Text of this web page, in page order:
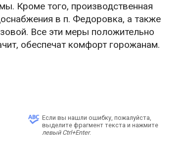
Кроме того, производственная
в п. Федоровка, а также
Все эти меры положительно
обеспечат комфорт горожанам.
Если вы нашли ошибку, пожалуйста,
выделите фрагмент текста и нажмите
левый Ctrl+Enter.